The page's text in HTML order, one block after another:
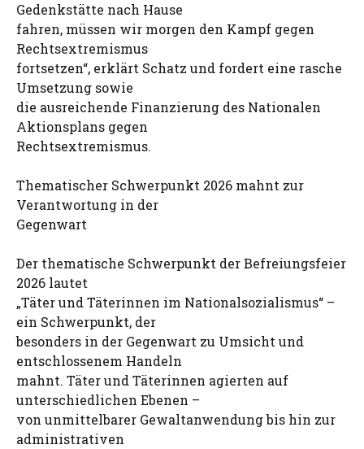
Gedenkstätte nach Hause
fahren, müssen wir morgen den Kampf gegen
Rechtsextremismus
fortsetzen“, erklärt Schatz und fordert eine rasche
Umsetzung sowie
die ausreichende Finanzierung des Nationalen
Aktionsplans gegen
Rechtsextremismus.
Thematischer Schwerpunkt 2026 mahnt zur
Verantwortung in der
Gegenwart
Der thematische Schwerpunkt der Befreiungsfeier
2026 lautet
„Täter und Täterinnen im Nationalsozialismus“ –
ein Schwerpunkt, der
besonders in der Gegenwart zu Umsicht und
entschlossenem Handeln
mahnt. Täter und Täterinnen agierten auf
unterschiedlichen Ebenen –
von unmittelbarer Gewaltanwendung bis hin zur
administrativen